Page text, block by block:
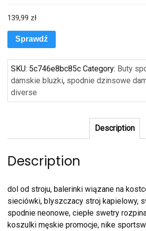
139,99 zł
Sprawdź
SKU: 5c746e8bc85c Category: Buty
damskie bluzki, spodnie dzinsowe
diverse
Description
Description
dol od stroju, balerinki wiązane na
sieciówki, blyszczacy stroj kapielowy,
spodnie neonowe, ciepłe swetry
koszulki męskie promocje, nike